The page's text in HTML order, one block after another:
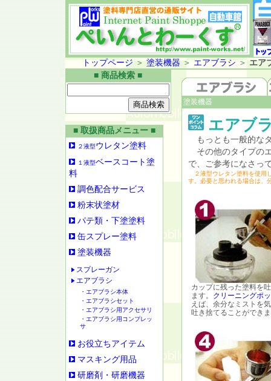
トップページ ＞ 塗装機器＞ エアブラシ ＞ エア
■ 商品検索 ■
■ 取扱商品メニュー ■
２液型ウレタン塗料
１液型ベースコート塗
料
調色配合サービス
粉末状塗材
パテ類・下塗塗料
缶スプレー塗料
塗装機器
スプレーガン
エアブラシ
・エアブラシ本体
・エアブラシセット
・エアブラシ用アクセサリ
・エアブラシ用コンプレッ
サ
お役立ちアイテム
マスキング用品
研磨剤・研磨機器
塗装機器
エアブ
もっとも一般的な
その他のタイプの
で、ご参考になさっ
２液型ウレタン塗料を使用
す。必要と思われる場合は、
カップに残った塗料を
ます。
クリーニングポ
えば、余分なミストを
吐き捨てることができ